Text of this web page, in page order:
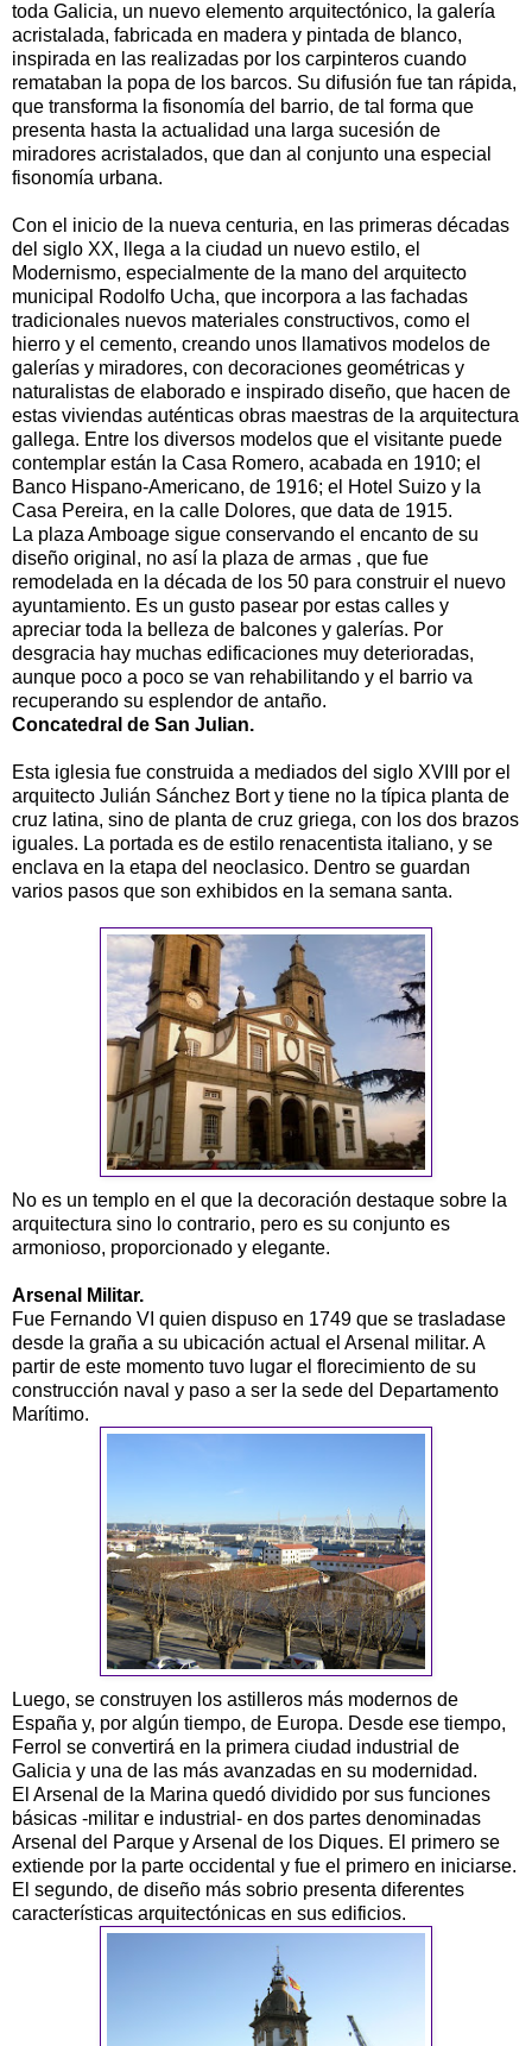
toda Galicia, un nuevo elemento arquitectónico, la galería
acristalada, fabricada en madera y pintada de blanco,
inspirada en las realizadas por los carpinteros cuando
remataban la popa de los barcos. Su difusión fue tan rápida,
que transforma la fisonomía del barrio, de tal forma que
presenta hasta la actualidad una larga sucesión de
miradores acristalados, que dan al conjunto una especial
fisonomía urbana.
Con el inicio de la nueva centuria, en las primeras décadas
del siglo XX, llega a la ciudad un nuevo estilo, el
Modernismo, especialmente de la mano del arquitecto
municipal Rodolfo Ucha, que incorpora a las fachadas
tradicionales nuevos materiales constructivos, como el
hierro y el cemento, creando unos llamativos modelos de
galerías y miradores, con decoraciones geométricas y
naturalistas de elaborado e inspirado diseño, que hacen de
estas viviendas auténticas obras maestras de la arquitectura
gallega. Entre los diversos modelos que el visitante puede
contemplar están la Casa Romero, acabada en 1910; el
Banco Hispano-Americano, de 1916; el Hotel Suizo y la
Casa Pereira, en la calle Dolores, que data de 1915.
La plaza Amboage sigue conservando el encanto de su
diseño original, no así la plaza de armas , que fue
remodelada en la década de los 50 para construir el nuevo
ayuntamiento. Es un gusto pasear por estas calles y
apreciar toda la belleza de balcones y galerías. Por
desgracia hay muchas edificaciones muy deterioradas,
aunque poco a poco se van rehabilitando y el barrio va
recuperando su esplendor de antaño.
Concatedral de San Julian.
Esta iglesia fue construida a mediados del siglo XVIII por el
arquitecto Julián Sánchez Bort y tiene no la típica planta de
cruz latina, sino de planta de cruz griega, con los dos brazos
iguales. La portada es de estilo renacentista italiano, y se
enclava en la etapa del neoclasico. Dentro se guardan
varios pasos que son exhibidos en la semana santa.
No es un templo en el que la decoración destaque sobre la
arquitectura sino lo contrario, pero es su conjunto es
armonioso, proporcionado y elegante.
Arsenal Militar.
Fue Fernando VI quien dispuso en 1749 que se trasladase
desde la graña a su ubicación actual el Arsenal militar. A
partir de este momento tuvo lugar el florecimiento de su
construcción naval y paso a ser la sede del Departamento
Marítimo.
Luego, se construyen los astilleros más modernos de
España y, por algún tiempo, de Europa. Desde ese tiempo,
Ferrol se convertirá en la primera ciudad industrial de
Galicia y una de las más avanzadas en su modernidad.
El Arsenal de la Marina quedó dividido por sus funciones
básicas -militar e industrial- en dos partes denominadas
Arsenal del Parque y Arsenal de los Diques. El primero se
extiende por la parte occidental y fue el primero en iniciarse.
El segundo, de diseño más sobrio presenta diferentes
características arquitectónicas en sus edificios.